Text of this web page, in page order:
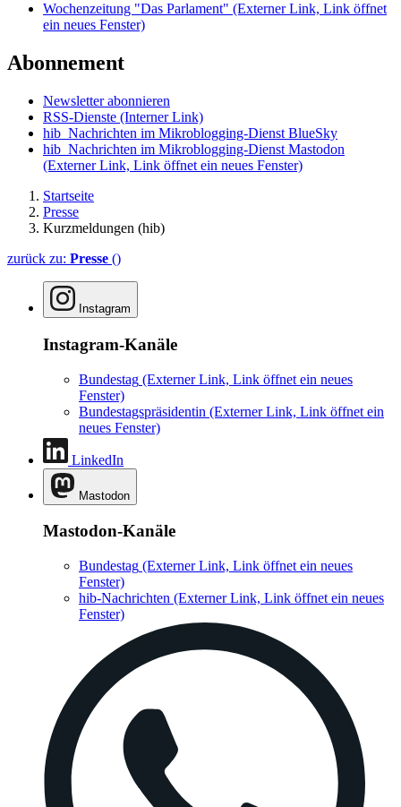
Wochenzeitung "Das Parlament" (Externer Link, Link öffnet
ein neues Fenster)
Abonnement
Newsletter abonnieren
RSS-Dienste (Interner Link)
hib_Nachrichten im Mikroblogging-Dienst BlueSky
hib_Nachrichten im Mikroblogging-Dienst Mastodon
(Externer Link, Link öffnet ein neues Fenster)
Startseite
Presse
Kurzmeldungen (hib)
zurück zu: Presse ()
Instagram
Instagram-Kanäle
Bundestag (Externer Link, Link öffnet ein neues
Fenster)
Bundestagspräsidentin (Externer Link, Link öffnet ein
neues Fenster)
LinkedIn
Mastodon
Mastodon-Kanäle
Bundestag (Externer Link, Link öffnet ein neues
Fenster)
hib-Nachrichten (Externer Link, Link öffnet ein neues
Fenster)